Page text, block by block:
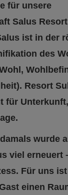
für unsere
Salus
ist in der
des
Resort
für
wurde
viel erneuert
Für uns
einen